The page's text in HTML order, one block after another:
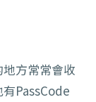
方常常會收
PassCode